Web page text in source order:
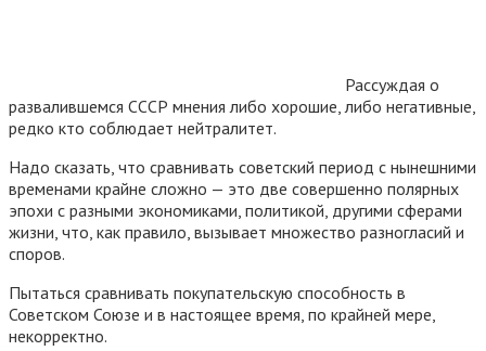
Рассуждая о
развалившемся СССР мнения либо хорошие, либо негативные,
редко кто соблюдает нейтралитет.
Надо сказать, что сравнивать советский период с нынешними
временами крайне сложно — это две совершенно полярных
эпохи с разными экономиками, политикой, другими сферами
жизни, что, как правило, вызывает множество разногласий и
споров.
Пытаться сравнивать покупательскую способность в
Советском Союзе и в настоящее время, по крайней мере,
некорректно.